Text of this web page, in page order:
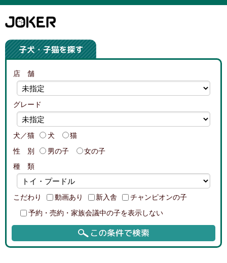
店 舗
グレード
犬／猫 犬
猫
性 別
男の子
女の子
種 類
こだわり 動画あり 新入舎
チャンピオンの子
予約・売約・家族会議中の子を表示しない